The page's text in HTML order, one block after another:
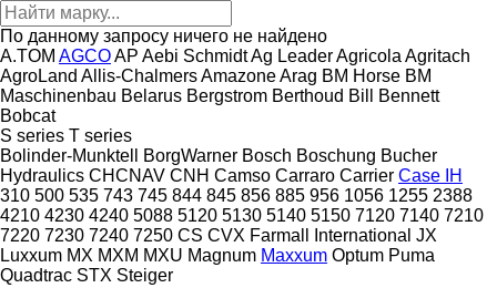
По данному запросу ничего не найдено
A.TOM AGCOAP Aebi SchmidtAg LeaderAgricola Agritach
AgroLand Allis-ChalmersAmazoneArag BM Horse BM
Maschinenbau Belarus Bergstrom Berthoud Bill Bennett
Bobcat
S series T series
Bolinder-Munktell
BorgWarner Bosch Boschung Bucher
Hydraulics CHCNAV CNH Camso Carraro Carrier Case IH
310 500 535 743 745 844 845 856 885 956 1056 1255 2388
4210 4230 4240 5088 5120 5130 5140 5150 7120 7140 7210
7220 7230 7240 7250 CS CVX Farmall International JX
Luxxum MX MXM MXU Magnum Maxxum Optum Puma
Quadtrac STX Steiger